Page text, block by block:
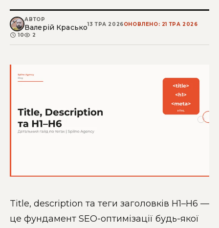
АВТОР
Валерій Красько13 ТРА 2026ОНОВЛЕНО: 21 ТРА 2026
10
2
Title, description та теги заголовків H1–H6 —
це фундамент SEO-оптимізації будь-якої